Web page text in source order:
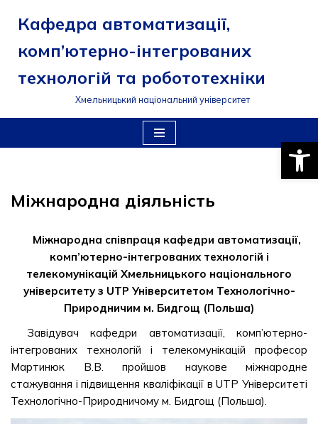
Перейти
до
вмісту
Кафедра автоматизації,
комп’ютерно-інтегрованих
технологій та робототехніки
Хмельницький національний університет
Міжнародна діяльність
Міжнародна співпраця кафедри автоматизації,
комп’ютерно-інтегрованих технологій і
телекомунікацій Хмельницького національного
університету з UTP Університетом Технологічно-
Природничим м. Бидгощ (Польша)
Завідувач кафедри автоматизації, комп’ютерно-
інтегрованих технологій і телекомунікацій професор
Мартинюк В.В. пройшов наукове міжнародне
стажування і підвищення кваліфікації в UTP Університеті
Технологічно-Природничому м. Бидгощ (Польша).